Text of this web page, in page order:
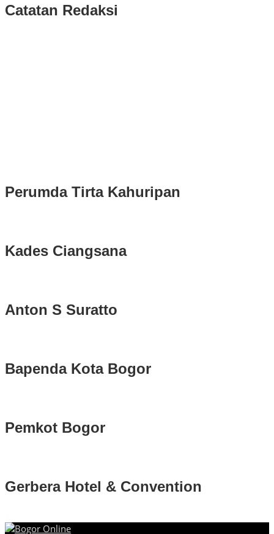
Catatan Redaksi
Perumda Tirta Kahuripan
Kades Ciangsana
Anton S Suratto
Bapenda Kota Bogor
Pemkot Bogor
Gerbera Hotel & Convention